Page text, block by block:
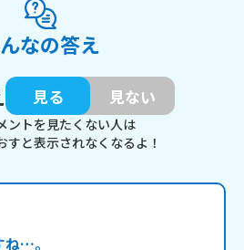
なの答え
見る 見ない
ントを見たくない人は
すと表示されなくなるよ！
…。